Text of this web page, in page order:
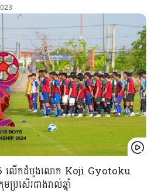
លើកដំបូងលោក Koji Gyotoku
សើរជាងរាល់ឆ្នាំ